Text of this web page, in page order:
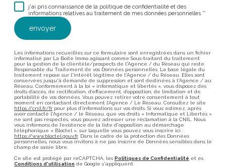
j'ai pris connaissance de la politique de confidentialité et des
informations relatives au traitement de mes données personnelles **
envoyer
Les informations recueillies sur ce formulaire sont enregistrées dans un fichier
informatisé par La Boite Immo agissant comme Sous-traitant du traitement
pour la gestion de la clientèle/prospects de l'Agence / du Réseau qui reste
Responsable du Traitement de vos Données personnelles. La base légale du
traitement repose sur l'intérêt légitime de l'Agence / du Réseau. Elles sont
conservées jusqu'à demande de suppression et sont destinées à l'Agence / au
Réseau. Conformément à la loi « informatique et libertés », vous disposez des
droits d’accès, de rectification, d’effacement, d’opposition, de limitation et de
portabilité de vos données. Vous pouvez retirer votre consentement à tout
moment en contactant directement l’Agence / Le Réseau. Consultez le site
https://cnil.fr/fr pour plus d’informations sur vos droits. Si vous estimez, après
avoir contacté l'Agence / le Réseau, que vos droits « Informatique et Libertés »
ne sont pas respectés, vous pouvez adresser une réclamation à la CNIL. Nous
vous informons de l’existence de la liste d'opposition au démarchage
téléphonique « Bloctel », sur laquelle vous pouvez vous inscrire ici :
https://www.bloctel.gouv.fr. Dans le cadre de la protection des Données
personnelles, nous vous invitons à ne pas inscrire de Données sensibles dans le
champ de saisie libre.
Ce site est protégé par reCAPTCHA, les Politiques de Confidentialité et es
Conditions d'utilisation de Google s'appliquent.